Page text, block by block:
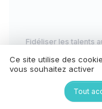
Fidéliser les talents
Ce site utilise des
vous souhaitez activer
Tout